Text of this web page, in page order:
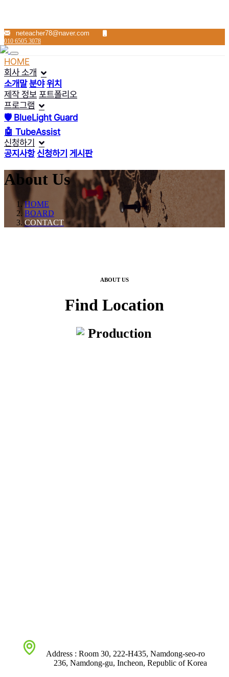
neteacher78@naver.com
010 6505 3078
HOME
회사 소개
소개말분야위치
제작 정보포트폴리오
프로그램
🛡 BlueLight Guard
🤖 TubeAssist
신청하기
공지사항신청하기 게시판
About Us
HOME
BOARD
CONTACT
ABOUT US
Find Location
Production
Address : Room 30, 222-H435, Namdong-seo-ro
236, Namdong-gu, Incheon, Republic of Korea